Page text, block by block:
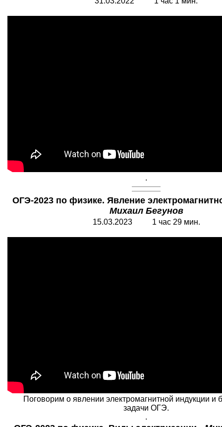
.
ОГЭ-2023 по физике. Явление
Михаил Бегунов
15.03.2023 1 час 29 мин.
Поговорим о явлении электромагнитной индукции и
задачи ОГЭ.
.